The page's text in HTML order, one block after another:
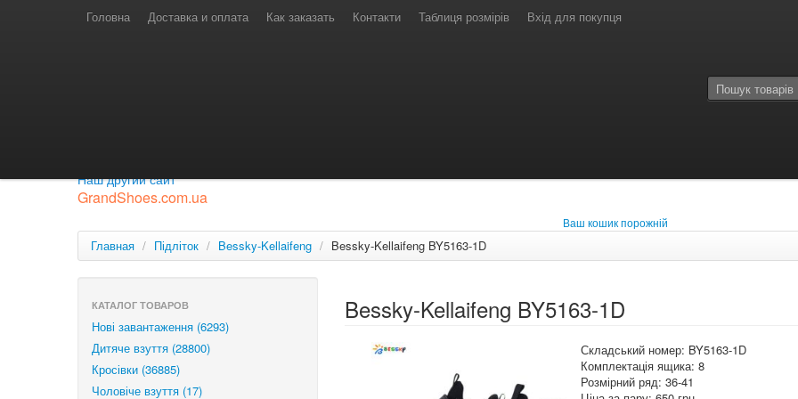
Головна Доставка и оплата Как заказать Контакти Таблиця розмірів Вхід для покупця
Лайф: (063) 527-76-88 МТС: (050) 967-41-33
Наш другий сайт
GrandShoes.com.ua
Ваш кошик порожній
Главная / Підліток / Bessky-Kellaifeng / Bessky-Kellaifeng BY5163-1D
КАТАЛОГ ТОВАРОВ
Нові завантаження (6293)
Дитяче взуття (28800)
Кросівки (36885)
Чоловіче взуття (17)
Bessky-Kellaifeng BY5163-1D
Складський номер: BY5163-1D
Комплектація ящика: 8
Розмірний ряд: 36-41